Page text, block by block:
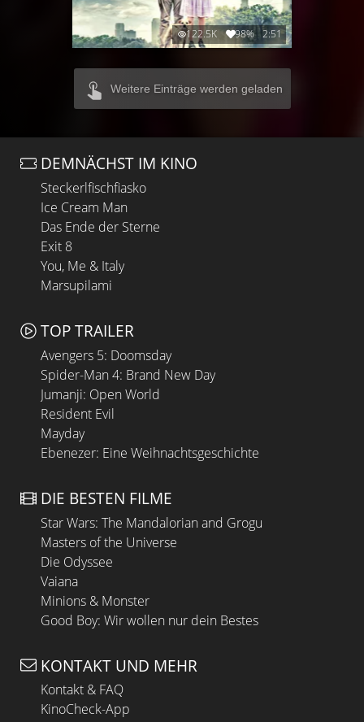
122.5K 98% 2:51
Weitere Einträge werden geladen
DEMNÄCHST IM KINO
Steckerlfischfiasko
Ice Cream Man
Das Ende der Sterne
Exit 8
You, Me & Italy
Marsupilami
TOP TRAILER
Avengers 5: Doomsday
Spider-Man 4: Brand New Day
Jumanji: Open World
Resident Evil
Mayday
Ebenezer: Eine Weihnachtsgeschichte
DIE BESTEN FILME
Star Wars: The Mandalorian and Grogu
Masters of the Universe
Die Odyssee
Vaiana
Minions & Monster
Good Boy: Wir wollen nur dein Bestes
KONTAKT UND MEHR
Kontakt & FAQ
KinoCheck-App